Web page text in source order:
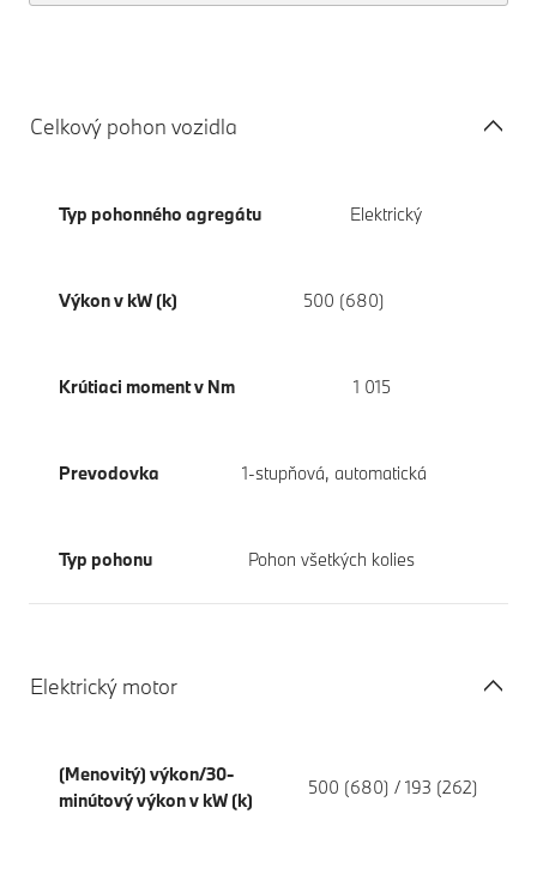
Celkový pohon vozidla
Typ pohonného agregátu Elektrický
Výkon v kW (k) 500 (680)
Krútiaci moment v Nm 1 015
Prevodovka 1-stupňová, automatická
Typ pohonu Pohon všetkých kolies
Elektrický motor
(Menovitý) výkon/30-
minútový výkon v kW (k)
500 (680) / 193 (262)